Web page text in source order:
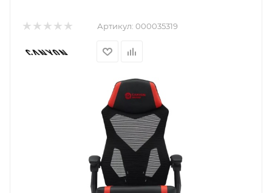
Артикул: 000035319